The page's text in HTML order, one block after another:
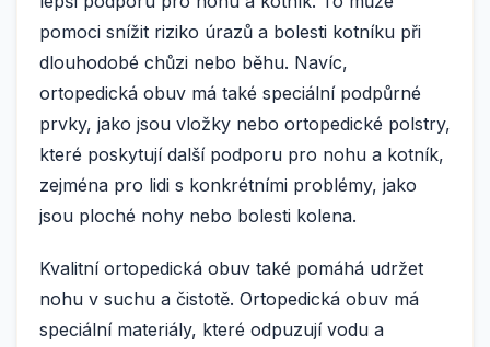
pomoci snížit riziko úrazů a bolesti kotníku při
dlouhodobé chůzi nebo běhu. Navíc,
ortopedická obuv má také speciální podpůrné
prvky, jako jsou vložky nebo ortopedické polstry,
které poskytují další podporu pro nohu a kotník,
zejména pro lidi s konkrétními problémy, jako
jsou ploché nohy nebo bolesti kolena.
Kvalitní ortopedická obuv také pomáhá udržet
nohu v suchu a čistotě. Ortopedická obuv má
speciální materiály, které odpuzují vodu a